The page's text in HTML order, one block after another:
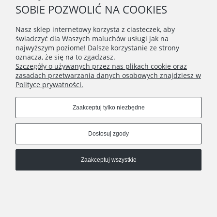
MOJE KONTO
Connect with us
Copyrights © 2020 - BunnyMommy.pl
Na zawsze ponosisz odpowiedzialność za to, co oswoiłeś ♥ - ,,Mały
Książę" Antoine de Saint-Exupéry
Pokaż pełną wersję strony
Sklep internetowy Shoper.pl
SOBIE POZWOLIĆ NA COOKIES
Nasz sklep internetowy korzysta z ciasteczek, aby
świadczyć dla Waszych maluchów usługi jak na
najwyższym poziome! Dalsze korzystanie ze strony
oznacza, że się na to zgadzasz.
Szczegóły o używanych przez nas plikach cookie oraz
zasadach przetwarzania danych osobowych znajdziesz w
Polityce prywatności.
Zaakceptuj tylko niezbędne
Dostosuj zgody
Zaakceptuj wszystkie